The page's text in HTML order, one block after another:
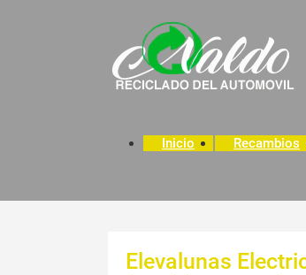
Inicio Recambios
Elevalunas